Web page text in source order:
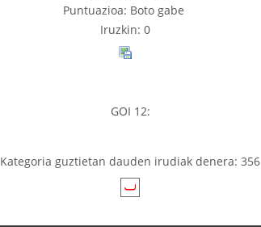
Puntuazioa: Boto gabe
Iruzkin: 0
GOI 12:
Kategoria guztietan dauden irudiak denera: 356